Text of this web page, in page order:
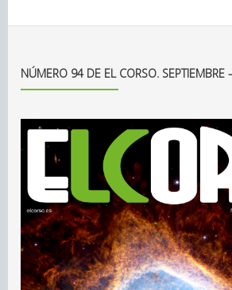
NÚMERO 94 DE EL CORSO. SEPTIEMBRE